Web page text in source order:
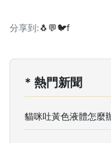
分享到:🐧💬🐦f
* 熱門新聞
貓咪吐黃色液體怎麼